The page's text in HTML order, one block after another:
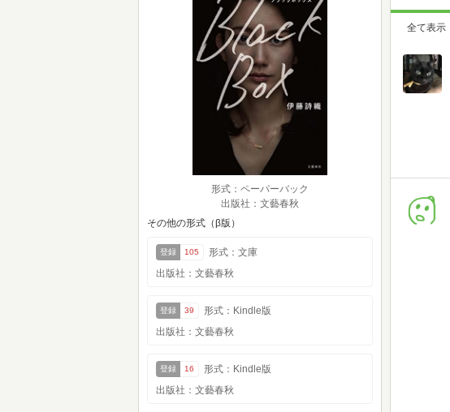
形式：ペーパーバック
出版社：文藝春秋
その他の形式（β版）
登録 105
形式：文庫
出版社：文藝春秋
登録 39
形式：Kindle版
出版社：文藝春秋
登録 16
形式：Kindle版
出版社：文藝春秋
全て表示